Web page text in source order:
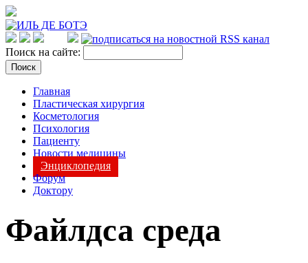
Поиск на сайте:
Главная
Пластическая хирургия
Косметология
Психология
Пациенту
Новости медицины
Энциклопедия
Форум
Доктору
Файлдса среда